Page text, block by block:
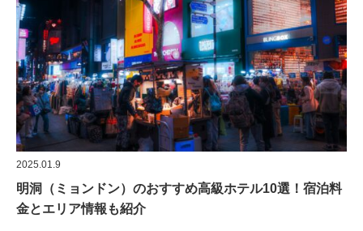
2025.01.9
明洞（ミョンドン）のおすすめ高級ホテル10選！宿泊料
金とエリア情報も紹介